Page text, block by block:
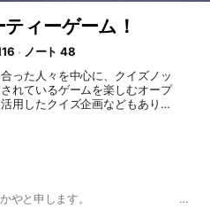
ィーゲーム！
ノート 48
った人々を中心に、クイズノッ
れているゲームを楽しむオープ
用したクイズ企画などもありま
で話したい、歌枠をしたいとい
たいです
こんにちは。管理人のかやと申します。 見つけてくださってありがとうございます。 良ければ一緒に人狼ゲームをやりませんか？ 人狼ゲームの役職の説明も中に作る予定です。 では、中で待ってます♪ ⚠︎注意 ・ 人狼ゲーム中はこの部屋への入室認証は止めさせて頂いています。ご了承ください。